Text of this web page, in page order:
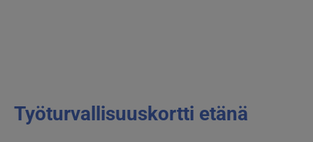
Työturvallisuuskortti etänä